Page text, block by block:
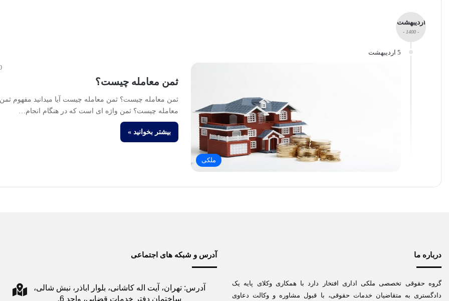
اردیبهشت
- 1400 -
5 اردیبهشت
ملکی
ثمن معامله چیست؟
ثمن معامله چیست؟ ثمن معامله چیست آیا میدانید مفهوم ثمن
معامله چیست؟ ثمن واژه ای است که در هنگام انجام…
بیشتر بخوانید »
درباره ما
گروه حقوقی تخصصی ملکی اداری افتخار دارد با همکاری وکلای پایه یک
دادگستری به متقاضیان خدمات حقوقی، با قبول مشاوره و وکالت دعاوی
آدرس و شبکه های اجتماعی
آدرس: تهران، آیت اله کاشانی، بلوار اباذر، نبش شالی،
ساختمان دفتر خدمات قضایی، واحد 6.